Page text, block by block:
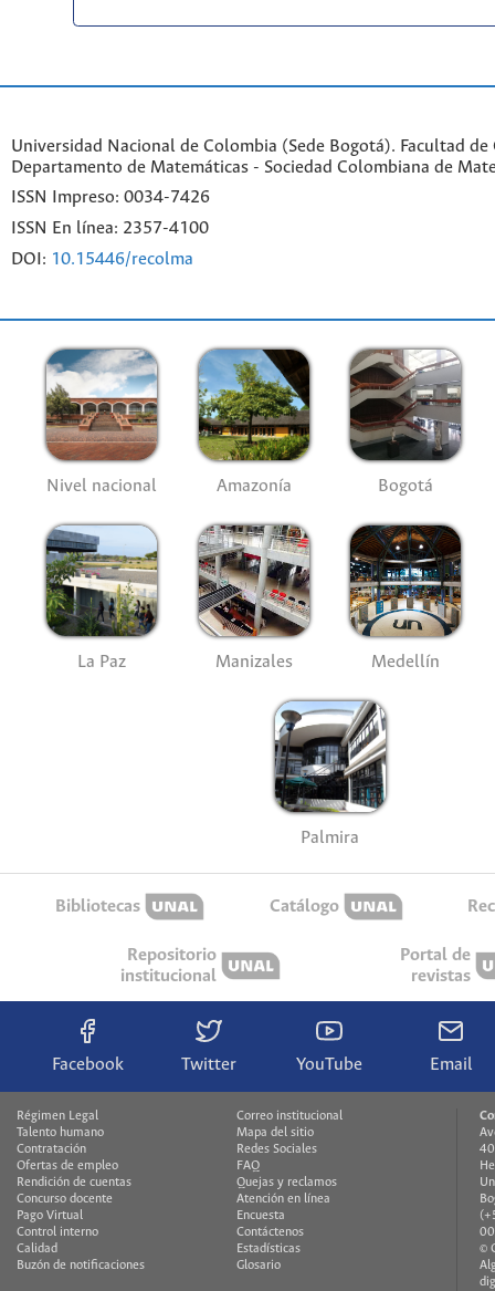
Universidad Nacional de Colombia (Sede Bogotá). Facultad de
Departamento de Matemáticas - Sociedad Colombiana de
ISSN Impreso: 0034-7426
ISSN En línea: 2357-4100
DOI: 10.15446/recolma
Nivel nacional Amazonía Bogotá
La Paz Manizales Medellín
Palmira
Bibliotecas Catálogo
Repositorio
institucional
Portal de
revistas
Facebook Twitter YouTube Email
Régimen Legal
Talento humano
Contratación
Ofertas de empleo
Rendición de cuentas
Concurso docente
Pago Virtual
Control interno
Calidad
Buzón de notificaciones
Correo institucional
Mapa del sitio
Redes Sociales
FAQ
Quejas y reclamos
Atención en línea
Encuesta
Contáctenos
Estadísticas
Glosario
©